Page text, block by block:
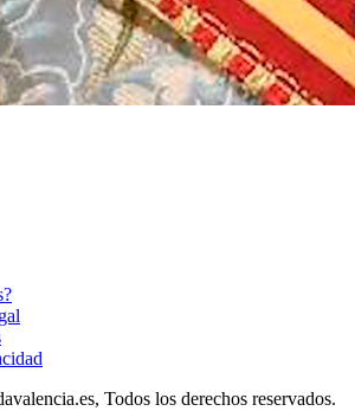
Todos los derechos reservados.